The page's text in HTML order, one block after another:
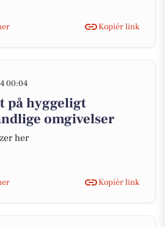
Kopiér link
00:04
på hyggeligt
omgivelser
her
Kopiér link